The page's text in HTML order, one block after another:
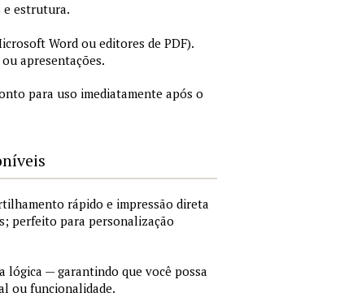
e estrutura.
Word ou editores de PDF).
apresentações.
para uso imediatamente após o
rápido e impressão direta
perfeito para personalização
lógica — garantindo que você possa
ou funcionalidade.